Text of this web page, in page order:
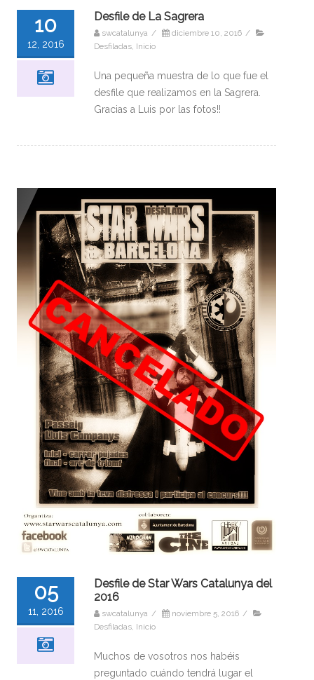
10
12, 2016
Desfile de La Sagrera
swcatalunya / diciembre 10, 2016 /
Desfiladas, Inicio
Una pequeña muestra de lo que fue el
desfile que realizamos en la Sagrera.
Gracias a Luis por las fotos!!
05
11, 2016
Desfile de Star Wars Catalunya del
2016
swcatalunya / noviembre 5, 2016 /
Desfiladas, Inicio
Muchos de vosotros nos habéis
preguntado cuándo tendrá lugar el